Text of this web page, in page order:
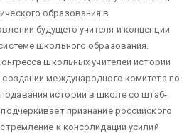
образования в
будущего учителя и концепции
школьного образования.
школьных учителей истории
международного комитета по
истории в школе со штаб-
признание российского
к консолидации усилий